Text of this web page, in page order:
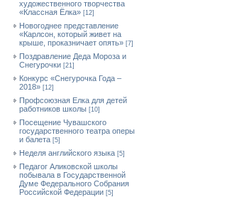
художественного творчества
«Классная Ёлка» [12]
Новогоднее представление
«Карлсон, который живет на
крыше, проказничает опять» [7]
Поздравление Деда Мороза и
Снегурочки [21]
Конкурс «Снегурочка Года –
2018» [12]
Профсоюзная Елка для детей
работников школы [10]
Посещение Чувашского
государственного театра оперы
и балета [5]
Неделя английского языка [5]
Педагог Аликовской школы
побывала в Государственной
Думе Федерального Собрания
Российской Федерации [5]